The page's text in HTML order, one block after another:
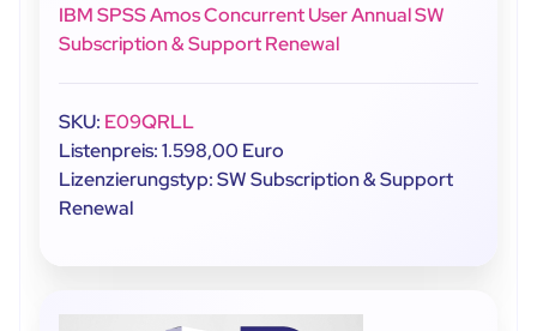
IBM SPSS Amos Concurrent User Annual SW
Subscription & Support Renewal
SKU: E09QRLL
Listenpreis: 1.598,00 Euro
Lizenzierungstyp: SW Subscription & Support
Renewal